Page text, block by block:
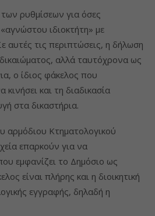
των ρυθμίσεων για όσες
ιδιοκτήτη» με
αυτές τις περιπτώσεις, η δήλωση
αλλά ταυτόχρονα ως
ο ίδιος φάκελος που
και τη διαδικασία
στα δικαστήρια.
αρμόδιου Κτηματολογικού
επαρκούν για να
εμφανίζει το Δημόσιο ως
είναι πλήρης και η διοικητική
εγγραφής, δηλαδή η